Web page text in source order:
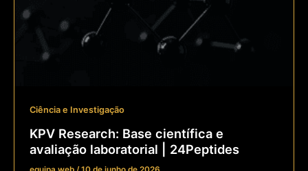
Ciência e Investigação
KPV Research: Base científica e
avaliação laboratorial | 24Peptides